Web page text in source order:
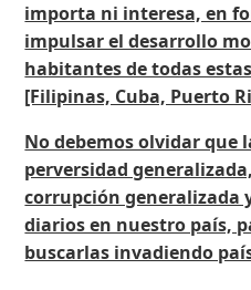
importa ni interesa, en
impulsar el desarrollo
habitantes de todas
[Filipinas, Cuba, Puerto
No debemos olvidar que
perversidad
corrupción generalizada
diarios en nuestro país,
buscarlas invadiendo